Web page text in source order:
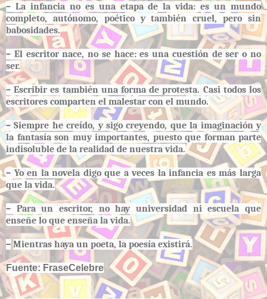
– La infancia no es una etapa de la vida: es un mundo
completo, autónomo, poético y también cruel, pero sin
babosidades.
– El escritor nace, no se hace: es una cuestión de ser o no
ser.
– Escribir es también una forma de protesta. Casi todos los
escritores comparten el malestar con el mundo.
– Siempre he creído, y sigo creyendo, que la imaginación y
la fantasía son muy importantes, puesto que forman parte
indisoluble de la realidad de nuestra vida.
– Yo en la novela digo que a veces la infancia es más larga
que la vida.
– Para un escritor, no hay universidad ni escuela que
enseñe lo que enseña la vida.
– Mientras haya un poeta, la poesía existirá.
Fuente: FraseCelebre